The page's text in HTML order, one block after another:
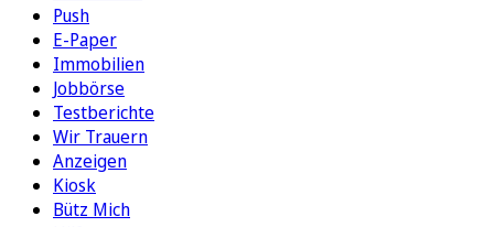
Push
E-Paper
Immobilien
Jobbörse
Testberichte
Wir Trauern
Anzeigen
Kiosk
Bütz Mich